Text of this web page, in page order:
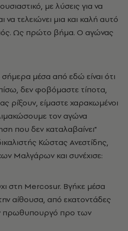
με λύσεις για να
να τελειώνει μια και καλή αυτό
Ως πρώτο βήμα. Ο αγώνας
μέσα από εδώ είναι ότι
δεν φοβόμαστε τίποτα,
ρίξουν, είμαστε χαρακωμένοι
τον αγώνα
που δεν καταλαβαίνει"
Κώστας Ανεστίδης,
Μαλγάρων και συνέχισε:
στη Mercosur. Βγήκε μέσα
αίθουσα, από εκατοντάδες
πρωθυπουργό προ των